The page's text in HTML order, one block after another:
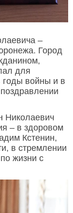
–
Город
для
годы войны и в
Николаевич
– в здоровом
Кстенин,
в стремлении
жизни с